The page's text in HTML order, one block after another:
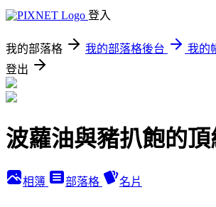
登入
我的部落格 我的部落格後台
我的
登出
波蘿油與豬扒飽的
相簿 部落格 名片